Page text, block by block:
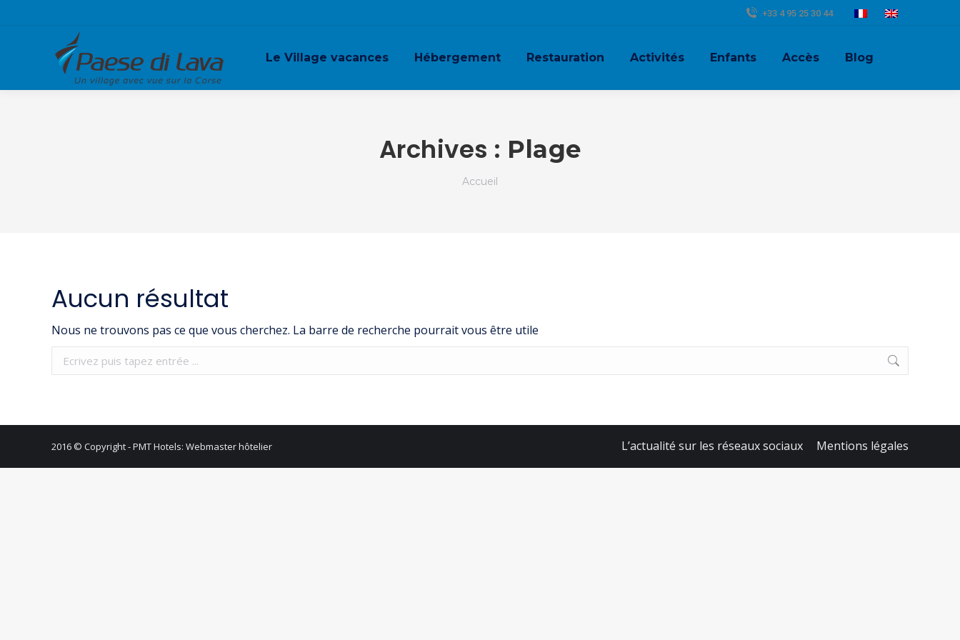
+33 4 95 25 30 44
Le Village vacances Hébergement Restauration Activités Enfants Accès Blog
Archives : Plage
Vous êtes ici :
Accueil
Aucun résultat
Nous ne trouvons pas ce que vous cherchez. La barre de recherche pourrait vous être utile
Recherche
:
2016 © Copyright -PMT Hotels: Webmaster hôtelier L’actualité sur les réseaux sociaux Mentions légales